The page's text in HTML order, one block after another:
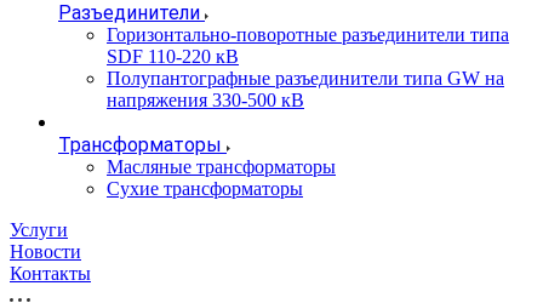
Разъединители
Горизонтально-поворотные разъединители типа
SDF 110-220 кВ
Полупантографные разъединители типа GW на
напряжения 330-500 кВ
Трансформаторы
Масляные трансформаторы
Сухие трансформаторы
Услуги
Новости
Контакты